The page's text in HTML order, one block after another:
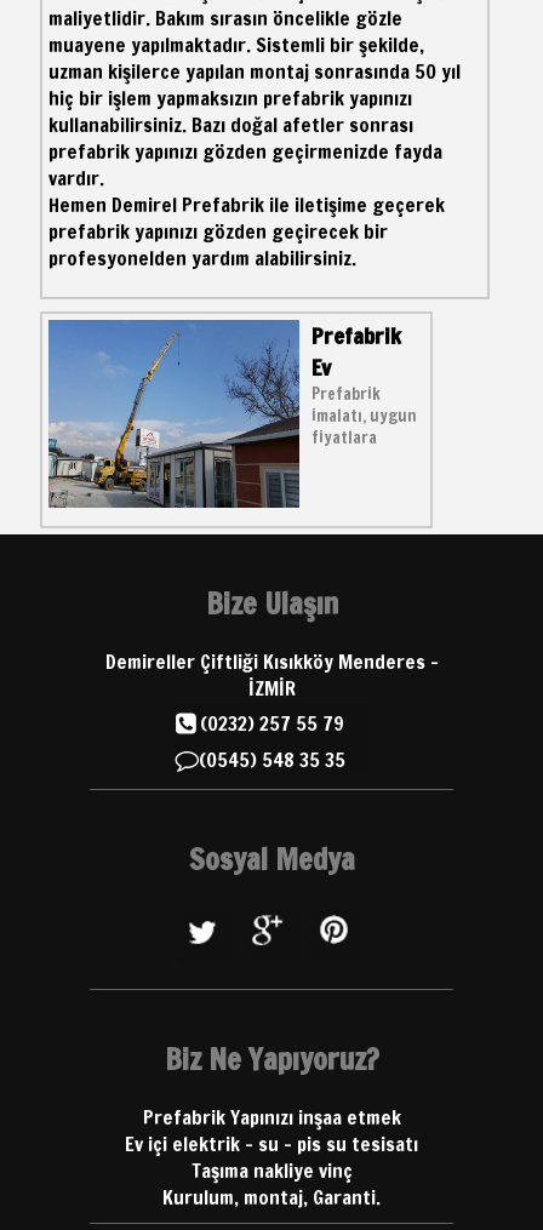
maliyetlidir. Bakım sırasın öncelikle gözle
muayene yapılmaktadır. Sistemli bir şekilde,
uzman kişilerce yapılan montaj sonrasında 50 yıl
hiç bir işlem yapmaksızın prefabrik yapınızı
kullanabilirsiniz. Bazı doğal afetler sonrası
prefabrik yapınızı gözden geçirmenizde fayda
vardır.
Hemen Demirel Prefabrik ile iletişime geçerek
prefabrik yapınızı gözden geçirecek bir
profesyonelden yardım alabilirsiniz.
Prefabrik
Ev
Prefabrik
imalatı, uygun
fiyatlara
Bize Ulaşın
Demireller Çiftliği Kısıkköy Menderes -
İZMİR
(0232) 257 55 79
(0545) 548 35 35
Sosyal Medya
Biz Ne Yapıyoruz?
Prefabrik Yapınızı inşaa etmek
Ev içi elektrik - su - pis su tesisatı
Taşıma nakliye vinç
Kurulum, montaj, Garanti.